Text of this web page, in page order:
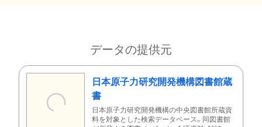
データの提供元
日本原子力研究開発機構図書館蔵
書
日本原子力研究開発機構の中央図書館所蔵資
料を対象とした検索データベース。同図書館